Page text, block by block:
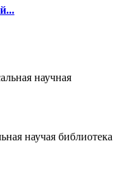
научная
научая библиотека